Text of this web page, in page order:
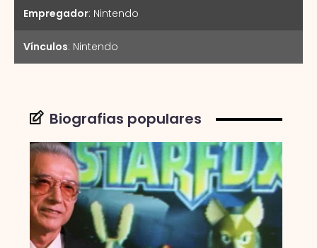
Empregador: Nintendo
Vínculos: Nintendo
Biografias populares